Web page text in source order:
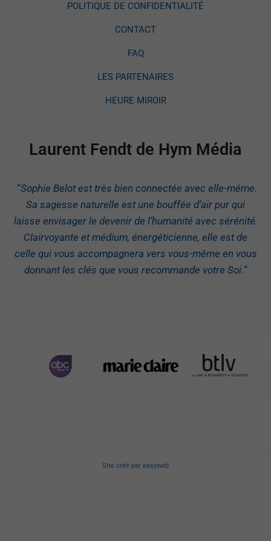
POLITIQUE DE CONFIDENTIALITÉ
CONTACT
FAQ
LES PARTENAIRES
HEURE MIROIR
Laurent Fendt de Hym Média
“Sophie Belot est très bien connectée avec elle-même.
Sa sagesse naturelle est une bouffée d’air pur qui
laisse envisager le devenir de l’humanité avec sérénité.
Clairvoyante et médium, énergéticienne, elle est de
celle qui vous accompagnera vers vous-même en vous
donnant les clés que vous recommande votre Soi.“
Site créé par easyweb